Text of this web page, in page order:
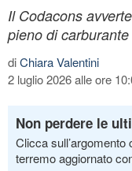
Il Codacons
pieno di
diChiara Valentini
2 luglio 2026 alle ore
Non perdere le
Clicca
terremo aggiornato